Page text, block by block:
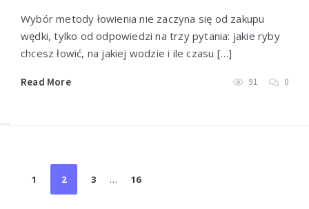
Wybór metody łowienia nie zaczyna się od zakupu
wędki, tylko od odpowiedzi na trzy pytania: jakie ryby
chcesz łowić, na jakiej wodzie i ile czasu […]
Read More 91 0
Stronicowanie
wpisów
1 2 3 … 16